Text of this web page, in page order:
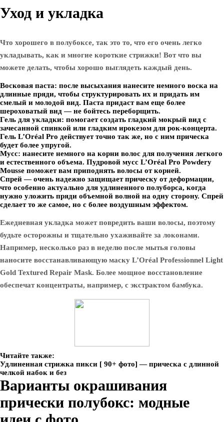
Уход и укладка
Что хорошего в полубоксе, так это то, что его очень легко
укладывать, как и многие короткие стрижки! Вот что вы
можете делать, чтобы хорошо выглядеть каждый день.
Восковая паста: после высыхания нанесите немного воска на
длинные пряди, чтобы структурировать их и придать им
смелый и молодой вид. Паста придаст вам еще более
шероховатый вид — не бойтесь переборщить.
Гель для укладки: помогает создать гладкий мокрый вид с
зачесанной спинкой или гладким ирокезом для рок-концерта.
Гель L’Oréal Pro действует точно так же, но с ним прическа
будет более упругой.
Мусс: нанесите немного на корни волос для получения легкого
и естественного объема. Пудровой мусс L’Oréal Pro Powdery
Mousse поможет вам приподнять волосы от корней.
Спрей — очень надежно защищает прическу от деформации,
что особенно актуально для удлиненного полуборса, когда
нужно уложить пряди объемной волной на одну сторону. Спрей
сделает то же самое, но с более воздушным эффектом.
Ежедневная укладка может повредить ваши волосы, поэтому
будьте осторожны и тщательно ухаживайте за локонами.
Например, несколько раз в неделю после мытья головы
наносите восстанавливающую маску L’Oréal Professionnel Light
Gold Textured Repair Mask. Более мощное восстановление
обеспечат концентраты, например, с экстрактом бамбука.
Читайте также:
Удлиненная стрижка пикси [ 90+ фото] — прическа с длинной
челкой набок и без
Варианты окрашивания
прически полубокс: модные